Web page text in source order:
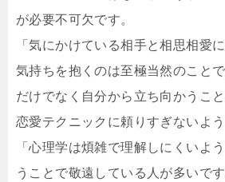
が必要不可欠です。
「気にかけている相手と相思相愛
気持ちを抱くのは至極当然のこと
だけでなく自分から立ち向かうこ
恋愛テクニックに頼りすぎないよう
「心理学は煩雑で理解しにくいよ
うことで敬遠している人が多いで